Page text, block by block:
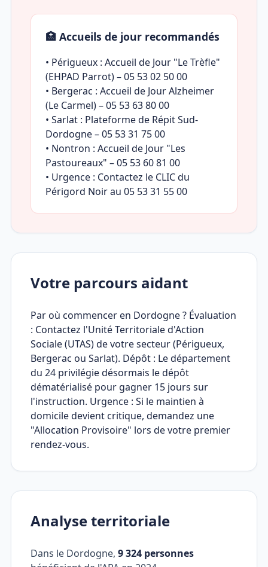
🏥 Accueils de jour recommandés
• Périgueux : Accueil de Jour "Le Trèfle"
(EHPAD Parrot) – 05 53 02 50 00
• Bergerac : Accueil de Jour Alzheimer
(Le Carmel) – 05 53 63 80 00
• Sarlat : Plateforme de Répit Sud-
Dordogne – 05 53 31 75 00
• Nontron : Accueil de Jour "Les
Pastoureaux" – 05 53 60 81 00
• Urgence : Contactez le CLIC du
Périgord Noir au 05 53 31 55 00
Votre parcours aidant
Par où commencer en Dordogne ? Évaluation
: Contactez l'Unité Territoriale d'Action
Sociale (UTAS) de votre secteur (Périgueux,
Bergerac ou Sarlat). Dépôt : Le département
du 24 privilégie désormais le dépôt
dématérialisé pour gagner 15 jours sur
l'instruction. Urgence : Si le maintien à
domicile devient critique, demandez une
"Allocation Provisoire" lors de votre premier
rendez-vous.
Analyse territoriale
Dans le Dordogne, 9 324 personnes